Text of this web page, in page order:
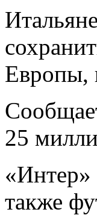
Европы,
25
«Интер»
также